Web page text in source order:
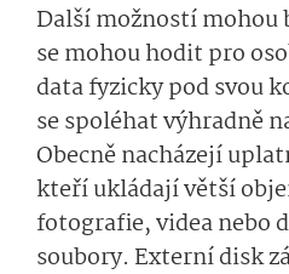
Další možností mohou
se mohou hodit pro
data fyzicky pod svou
se spoléhat výhradně
Obecně nacházejí
kteří ukládají větší
fotografie, videa nebo
soubory. Externí disk